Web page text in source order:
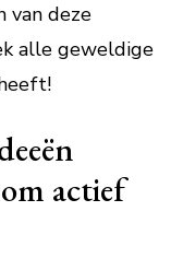
van deze
alle geweldige
actief